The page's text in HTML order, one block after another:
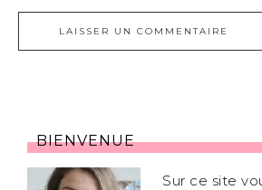
BIENVENUE
Sur ce site